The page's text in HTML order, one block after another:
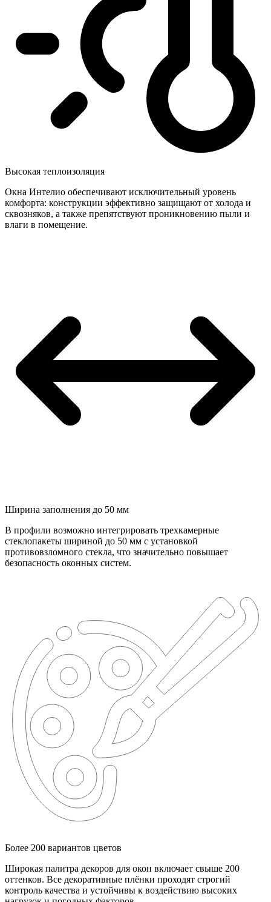
Высокая теплоизоляция
Окна Интелио обеспечивают исключительный уровень
комфорта: конструкции эффективно защищают от холода и
сквозняков, а также препятствуют проникновению пыли и
влаги в помещение.
Ширина заполнения до 50 мм
В профили возможно интегрировать трехкамерные
стеклопакеты шириной до 50 мм с установкой
противовзломного стекла, что значительно повышает
безопасность оконных систем.
Более 200 вариантов цветов
Широкая палитра декоров для окон включает свыше 200
оттенков. Все декоративные плёнки проходят строгий
контроль качества и устойчивы к воздействию высоких